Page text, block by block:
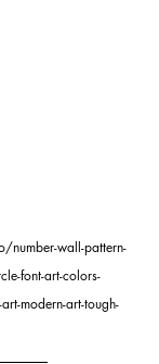
wall-pattern-
font-art-colors-
modern-art-tough-